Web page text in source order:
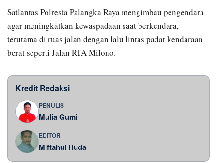
Satlantas Polresta Palangka Raya mengimbau pengendara
agar meningkatkan kewaspadaan saat berkendara,
terutama di ruas jalan dengan lalu lintas padat kendaraan
berat seperti Jalan RTA Milono.
Kredit Redaksi
PENULIS
Mulia Gumi
EDITOR
Miftahul Huda